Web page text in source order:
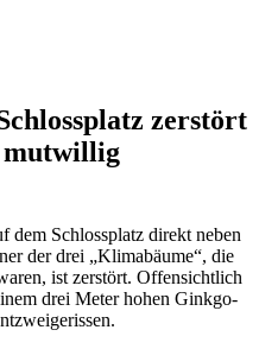
zerstört
mutwillig
dem Schlossplatz direkt neben
der drei „Klimabäume“, die
ist zerstört. Offensichtlich
drei Meter hohen Ginkgo-